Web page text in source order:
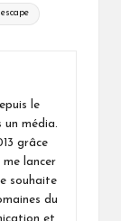
le
média.
grâce
me lancer
souhaite
du